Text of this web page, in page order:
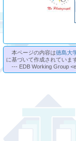
本ページの内容は徳島大
に基づいて作成されていま
--- EDB Working Group